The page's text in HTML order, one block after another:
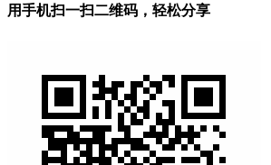
用手机扫一扫二维码，轻松分享